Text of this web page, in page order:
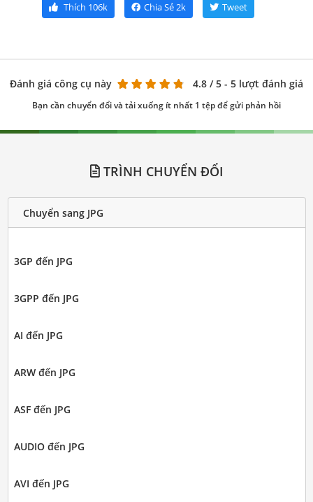
Thích 106k Chia Sẻ2k Tweet
Đánh giá công cụ này 4.8 / 5 - 5 lượt đánh giá
Bạn cần chuyển đổi và tải xuống ít nhất 1 tệp để gửi phản hồi
TRÌNH CHUYỂN ĐỔI
Chuyển sang JPG
3GP đến JPG
3GPP đến JPG
AI đến JPG
ARW đến JPG
ASF đến JPG
AUDIO đến JPG
AVI đến JPG